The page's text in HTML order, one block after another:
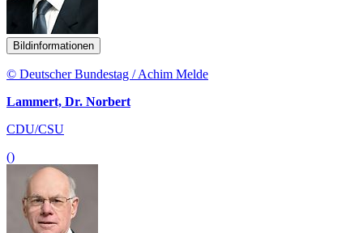
Bildinformationen
© Deutscher Bundestag / Achim Melde
Lammert, Dr. Norbert
CDU/CSU
()